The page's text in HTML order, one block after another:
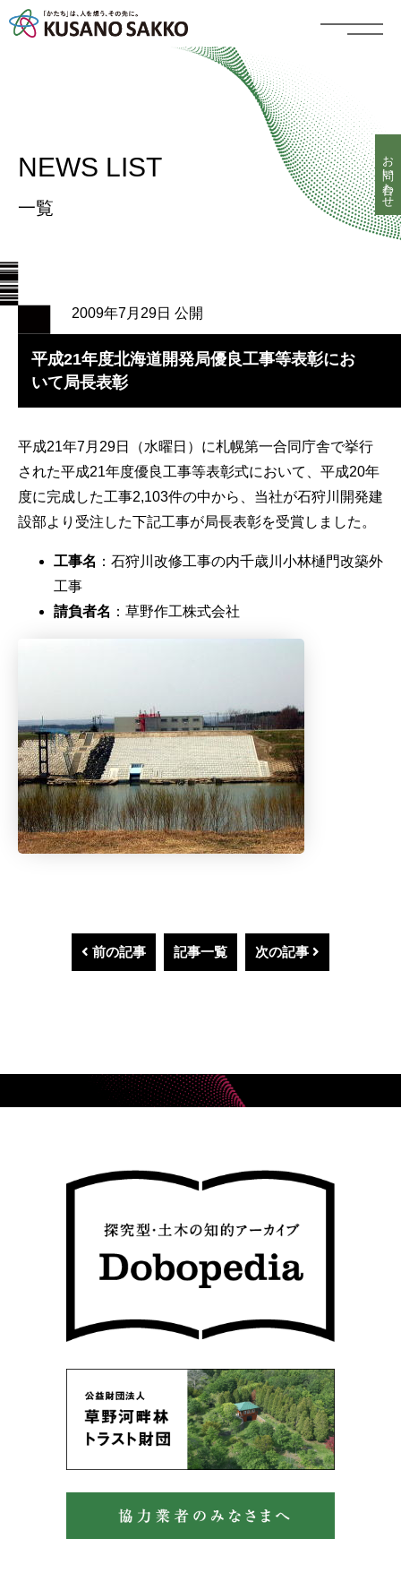
NEWS LIST
一覧
2009年7月29日 公開
平成21年度北海道開発局優良工事等表彰にお
いて局長表彰
平成21年7月29日（水曜日）に札幌第一合同庁舎で挙行
された平成21年度優良工事等表彰式において、平成20年
度に完成した工事2,103件の中から、当社が石狩川開発建
設部より受注した下記工事が局長表彰を受賞しました。
工事名 ：石狩川改修工事の内千歳川小林樋門改築外
工事
請負者名 ：草野作工株式会社
前の記事 記事一覧 次の記事
お問い合わせ